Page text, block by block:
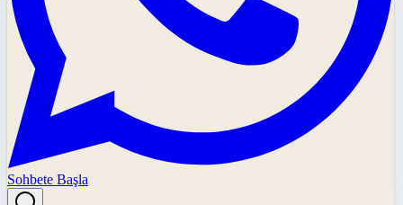
Sohbete Başla